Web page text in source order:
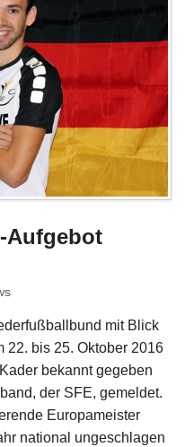
Aufgebot
mit Blick
22. bis 25. Oktober 2016
bekannt gegeben
der SFE, gemeldet.
Europameister
national ungeschlagen